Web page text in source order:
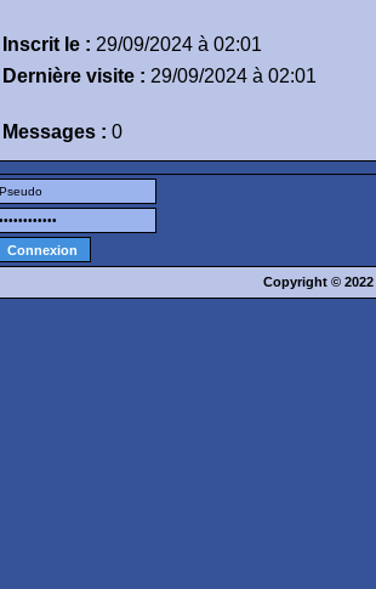
Inscrit le : 29/09/2024 à 02:01
Dernière visite : 29/09/2024 à 02:01
Messages : 0
Copyright © 2022